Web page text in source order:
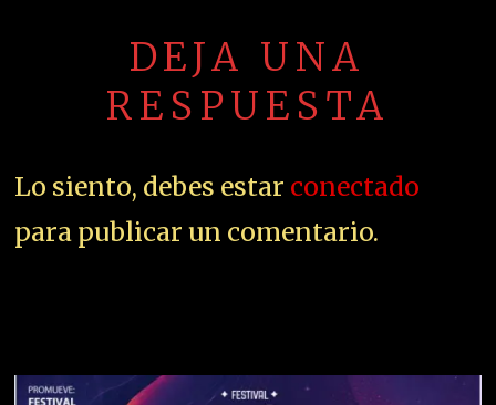
DEJA UNA
RESPUESTA
Lo siento, debes estar conectado
para publicar un comentario.